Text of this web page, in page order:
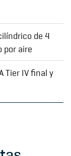
de 4
por aire
Tier IV final y